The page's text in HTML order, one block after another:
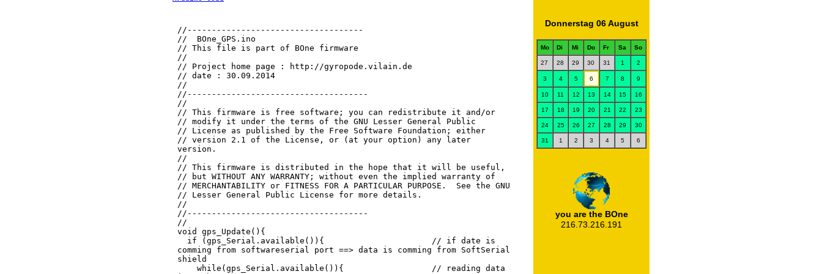
Donnerstag 06 August
Mo Di Mi Do Fr Sa So
27 28 29 30 31 1 2
3 4 5 6 7 8 9
10 11 12 13 14 15 16
17 18 19 20 21 22 23
24 25 26 27 28 29 30
31 1 2 3 4 5 6
you are the BOne
216.73.216.191